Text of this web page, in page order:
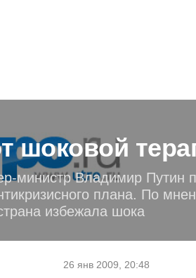
шоковой
министр Владимир Путин
плана. По
избежала шока
26 янв 2009, 20:48